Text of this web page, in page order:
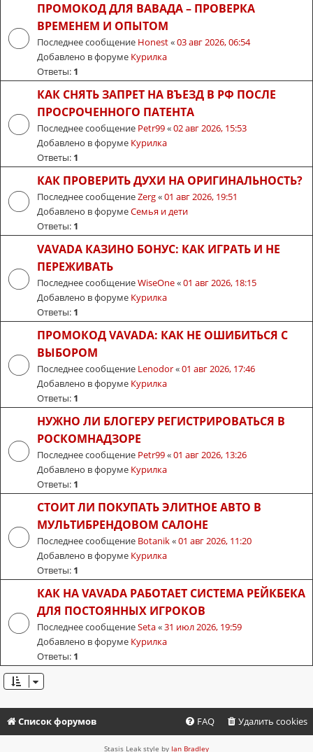
ПРОМОКОД ДЛЯ ВАВАДА – ПРОВЕРКА
ВРЕМЕНЕМ И ОПЫТОМ
Последнее сообщение Honest«03 авг 2026, 06:54
Добавлено в форуме Курилка
Ответы: 1
КАК СНЯТЬ ЗАПРЕТ НА ВЪЕЗД В РФ ПОСЛЕ
ПРОСРОЧЕННОГО ПАТЕНТА
Последнее сообщение Petr99«02 авг 2026, 15:53
Добавлено в форуме Курилка
Ответы: 1
КАК ПРОВЕРИТЬ ДУХИ НА ОРИГИНАЛЬНОСТЬ?
Последнее сообщениеZerg«01 авг 2026, 19:51
Добавлено в форумеСемья и дети
Ответы: 1
VAVADA КАЗИНО БОНУС: КАК ИГРАТЬ И НЕ
ПЕРЕЖИВАТЬ
Последнее сообщениеWiseOne«01 авг 2026, 18:15
Добавлено в форуме Курилка
Ответы: 1
ПРОМОКОД VAVADA: КАК НЕ ОШИБИТЬСЯ С
ВЫБОРОМ
Последнее сообщение Lenodor«01 авг 2026, 17:46
Добавлено в форуме Курилка
Ответы: 1
НУЖНО ЛИ БЛОГЕРУ РЕГИСТРИРОВАТЬСЯ В
РОСКОМНАДЗОРЕ
Последнее сообщение Petr99«01 авг 2026, 13:26
Добавлено в форуме Курилка
Ответы: 1
СТОИТ ЛИ ПОКУПАТЬ ЭЛИТНОЕ АВТО В
МУЛЬТИБРЕНДОВОМ САЛОНЕ
Последнее сообщение Botanik«01 авг 2026, 11:20
Добавлено в форуме Курилка
Ответы: 1
КАК НА VAVADA РАБОТАЕТ СИСТЕМА РЕЙКБЕКА
ДЛЯ ПОСТОЯННЫХ ИГРОКОВ
Последнее сообщениеSeta«31 июл 2026, 19:59
Добавлено в форуме Курилка
Ответы: 1
Список форумов Удалить cookies
FAQ
Stasis Leak style by Ian Bradley